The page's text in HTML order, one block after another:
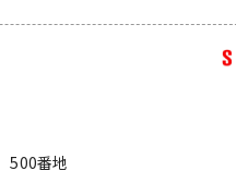
500番地